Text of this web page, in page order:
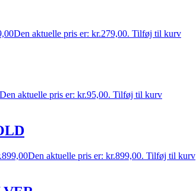
Den aktuelle pris er: kr.279,00. Tilføj til kurv
Den aktuelle pris er: kr.95,00. Tilføj til kurv
899,00Den aktuelle pris er: kr.899,00. Tilføj til kurv